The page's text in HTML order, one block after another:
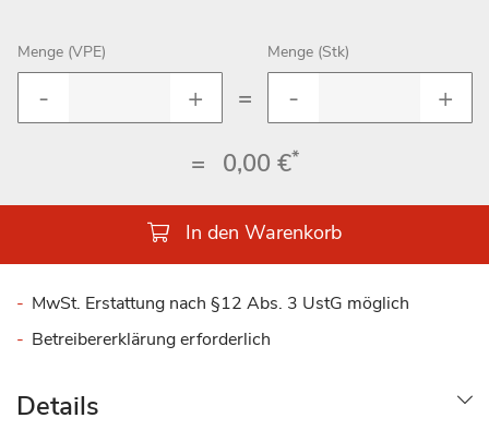
Menge (VPE)
=
Menge (Stk)
= 0,00 €*
In den Warenkorb
MwSt. Erstattung nach §12 Abs. 3 UstG möglich
Betreibererklärung erforderlich
Details